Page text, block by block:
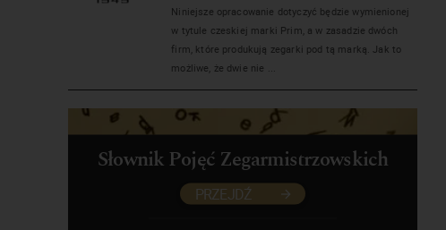
Niniejsze opracowanie dotyczyć będzie wymienionej
w tytule czeskiej marki Prim, a w zasadzie dwóch
firm, które produkują zegarki pod tą marką. Jak to
możliwe, że dwie nie ...
Słownik Pojęć Zegarmistrzowskich
PRZEJDŹ